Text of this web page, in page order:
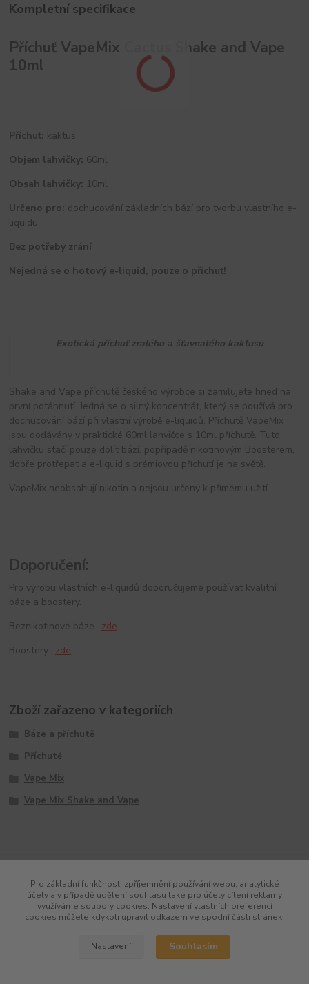
Kompletní specifikace
Příchuť VapeMix Cactus Shake and Vape
10ml
Příchuť: kaktus
Objem lahvičky: 60ml
Obsah lahvičky: 10ml
Určeno pro: dochucování základních bází pro tvorbu vlastního e-
liquidu
Bez potřeby zrání
Nejedná se o hotový e-liquid, pouze o příchuť!
Exotická příchuť zralého a šťavnatého kaktusu
Shake and Vape příchutě českého výrobce si zamilujete hned na
první potáhnutí. Jedná se o silný koncentrát, který se používá pro
dochucování bází při vlastní výrobě e-liquidů. Příchutě VapeMix
jsou dodávány v praktické 60ml lahvičce s 10ml příchutě. Tuto
lahvičku stačí pouze dolít bází, popřípadě nikotinovým Boosterem,
dobře protřepat a e-liquid s prémiovou příchutí je na světě.
VapeMix neobsahují nikotin a nejsou určeny k přímému užití.
Doporučení:
Pro výrobu vlastních e-liquidů doporučujeme používat kvalitní
báze a boostery.
Beznikotinové báze ..zde
Boostery ..zde
Zboží zařazeno v kategoriích
Báze a příchutě
Příchutě
Vape Mix
Vape Mix Shake and Vape
Pro základní funkčnost, zpříjemnění používání webu, analytické
účely a v případě udělení souhlasu také pro účely cílení reklamy
využíváme soubory cookies. Nastavení vlastních preferencí
cookies můžete kdykoli upravit odkazem ve spodní části stránek.
Nastavení Souhlasím